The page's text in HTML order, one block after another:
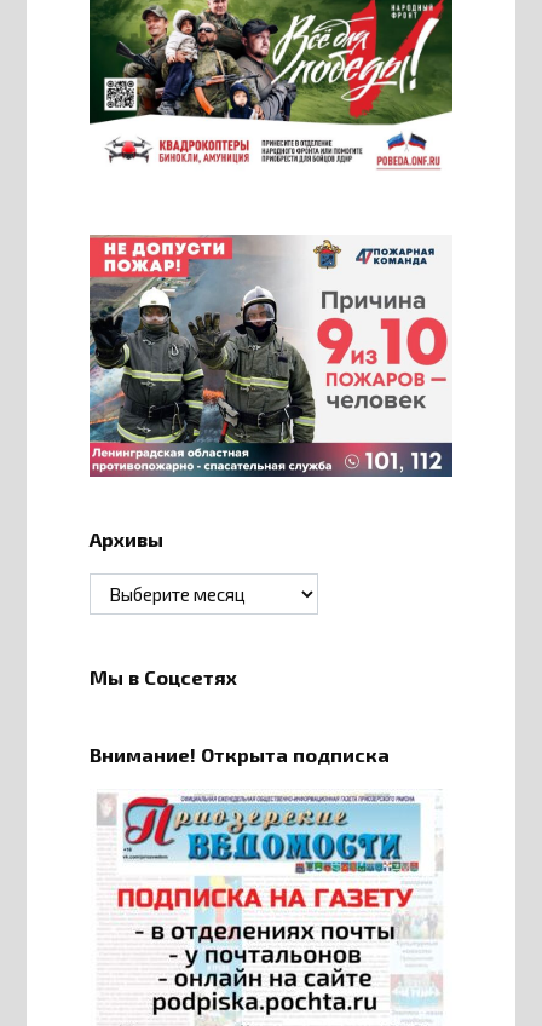
Архивы
Архивы
Мы в Соцсетях
Внимание! Открыта подписка